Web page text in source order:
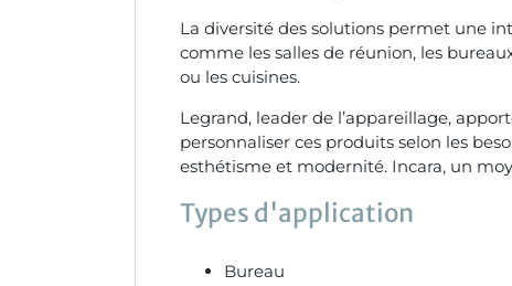
La diversité des solutions permet une
comme les salles de réunion, les
ou les cuisines.
Legrand, leader de l’appareillage,
personnaliser ces produits selon les
esthétisme et modernité. Incara, un
Types d'application
Bureau